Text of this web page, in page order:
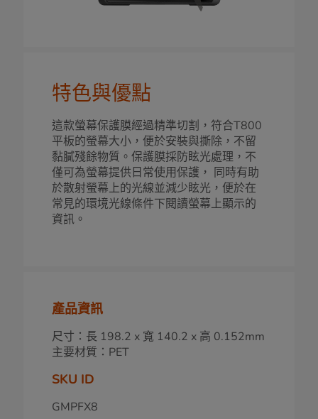
特色與優點
這款螢幕保護膜經過精準切割，符合T800
平板的螢幕大小，便於安裝與撕除，不留
黏膩殘餘物質。保護膜採防眩光處理，不
僅可為螢幕提供日常使用保護， 同時有助
於散射螢幕上的光線並減少眩光，便於在
常見的環境光線條件下閱讀螢幕上顯示的
資訊。
產品資訊
尺寸：長 198.2 x 寬 140.2 x 高 0.152mm
主要材質：PET
SKU ID
GMPFX8